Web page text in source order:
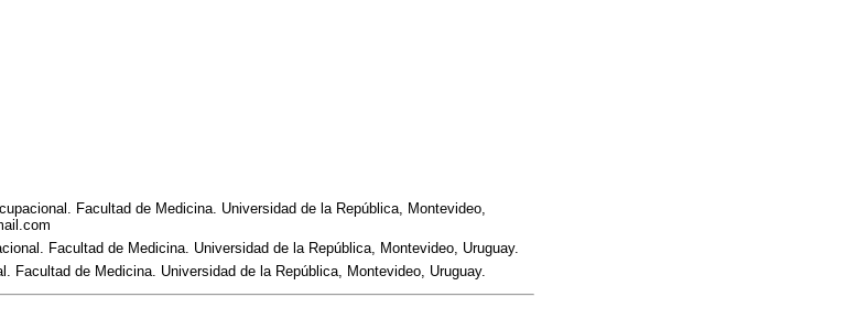
Facultad de Medicina. Universidad de la República, Montevideo,
Facultad de Medicina. Universidad de la República, Montevideo, Uruguay.
Facultad de Medicina. Universidad de la República, Montevideo, Uruguay.